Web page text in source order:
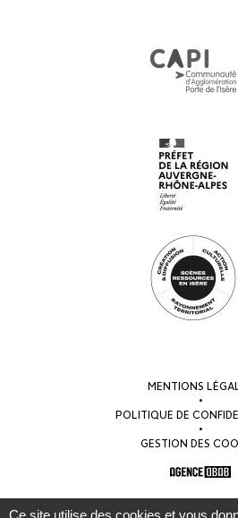
MENTIONS
•
POLITIQUE DE
•
GESTION DES
Ce site utilise des cookies et vous